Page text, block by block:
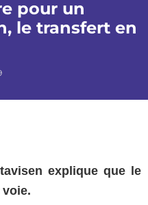
pour un
le transfert en
explique que le